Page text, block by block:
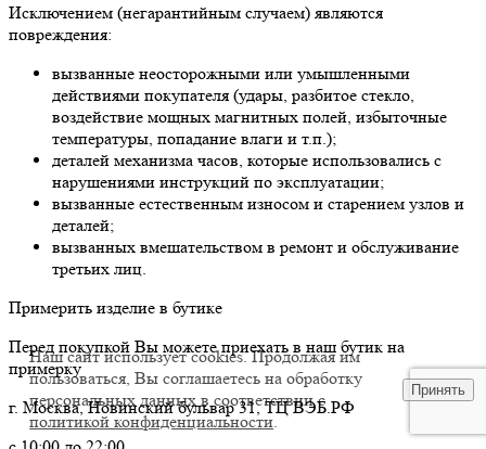
Исключением (негарантийным случаем) являются
повреждения:
вызванные неосторожными или умышленными
действиями покупателя (удары, разбитое стекло,
воздействие мощных магнитных полей, избыточные
температуры, попадание влаги и т.п.);
деталей механизма часов, которые использовались с
нарушениями инструкций по эксплуатации;
вызванные естественным износом и старением узлов и
деталей;
вызванных вмешательством в ремонт и обслуживание
третьих лиц.
Примерить изделие в бутике
Перед покупкой Вы можете приехать в наш бутик на
примерку
г. Москва, Новинский бульвар 31, ТЦ ВЭБ.РФ
Наш сайт использует cookies. Продолжая им
пользоваться, Вы соглашаетесь на обработку
персональных данных в соответствии с
политикой конфиденциальности.
Принять